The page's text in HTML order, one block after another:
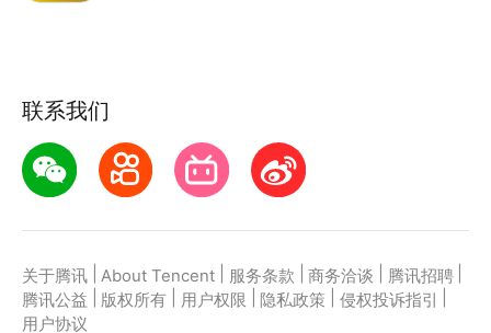
联系我们
关于腾讯 About Tencent 服务条款 商务洽谈 腾讯招聘
腾讯公益
版权所有 用户权限 隐私政策 侵权投诉指引
用户协议